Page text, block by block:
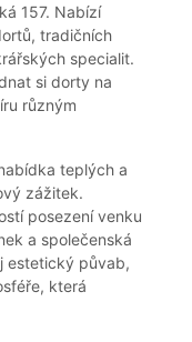
157. Nabízí
tradičních
specialit.
si dorty na
různým
teplých a
zážitek.
posezení venku
a společenská
estetický půvab,
která